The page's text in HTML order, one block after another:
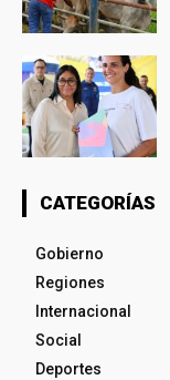
CATEGORÍAS
Gobierno
Regiones
Internacional
Social
Deportes